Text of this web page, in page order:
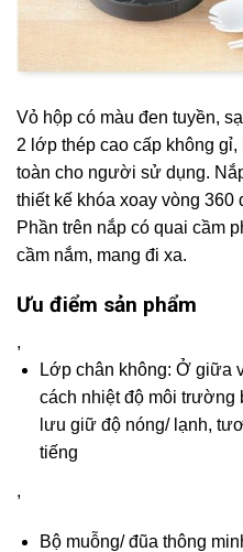
Vỏ hộp có màu đen tuyền,
2 lớp thép cao cấp không
toàn cho người sử dụng.
thiết kế khóa xoay vòng 360
Phần trên nắp có quai cầm
cầm nắm, mang đi xa.
Ưu điểm sản phẩm
,
Lớp chân không: Ở giữa
cách nhiệt độ môi trường
lưu giữ độ nóng/ lạnh,
tiếng
,
Bộ muỗng/ đũa thông